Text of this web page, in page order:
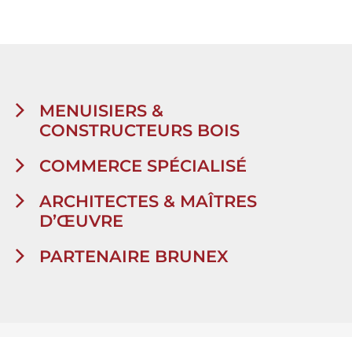
MENUISIERS &
CONSTRUCTEURS BOIS
COMMERCE SPÉCIALISÉ
ARCHITECTES & MAÎTRES
D’ŒUVRE
PARTENAIRE BRUNEX